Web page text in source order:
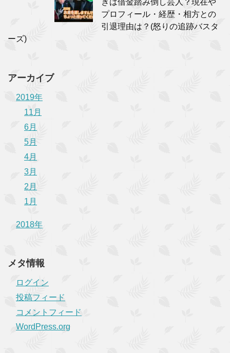
プロフィール・経歴・相方との
引退理由は？(怒りの追跡バスタ
ーズ)
アーカイブ
2019年
11月
6月
5月
4月
3月
2月
1月
2018年
メタ情報
ログイン
投稿フィード
コメントフィード
WordPress.org